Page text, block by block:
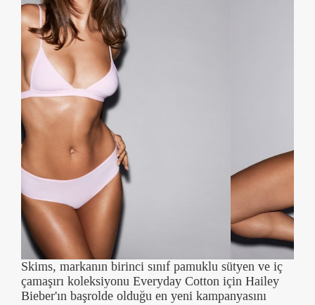
Skims, markanın birinci sınıf pamuklu sütyen ve iç
çamaşırı koleksiyonu Everyday Cotton için Hailey
Bieber'ın başrolde olduğu en yeni kampanyasını